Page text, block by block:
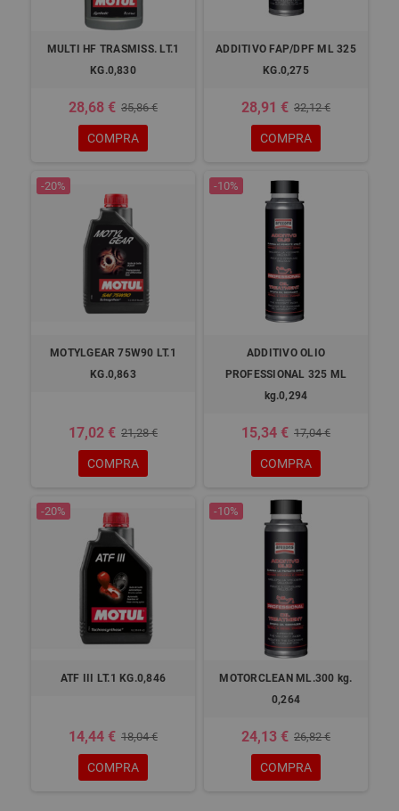
MULTI HF TRASMISS. LT.1
KG.0,830
28,68 € 35,86 €
COMPRA
ADDITIVO FAP/DPF ML 325
KG.0,275
28,91 € 32,12 €
COMPRA
-20%
MOTYLGEAR 75W90 LT.1
KG.0,863
17,02 € 21,28 €
COMPRA
-10%
ADDITIVO OLIO
PROFESSIONAL 325 ML
kg.0,294
15,34 € 17,04 €
COMPRA
-20%
ATF III LT.1 KG.0,846
14,44 € 18,04 €
COMPRA
-10%
MOTORCLEAN ML.300 kg.
0,264
24,13 € 26,82 €
COMPRA